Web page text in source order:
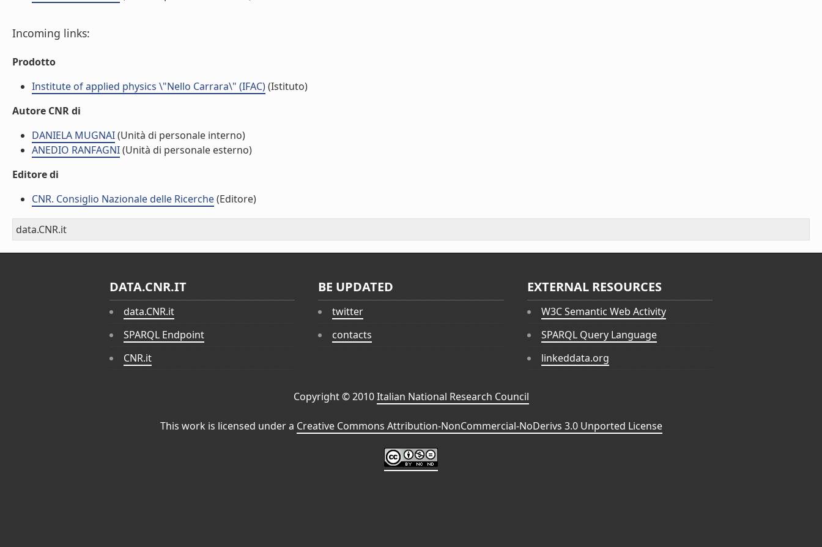
Incoming links:
Prodotto
Institute of applied physics \"Nello Carrara\" (IFAC)(Istituto)
Autore CNR di
DANIELA MUGNAI(Unità di personale interno)
ANEDIO RANFAGNI(Unità di personale esterno)
Editore di
CNR. Consiglio Nazionale delle Ricerche(Editore)
data.CNR.it
DATA.CNR.IT
data.CNR.it
SPARQL Endpoint
CNR.it
BE UPDATED
twitter
contacts
EXTERNAL RESOURCES
W3C Semantic Web Activity
SPARQL Query Language
linkeddata.org
Copyright © 2010Italian National Research Council
This work is licensed under a Creative Commons Attribution-NonCommercial-NoDerivs 3.0 Unported License